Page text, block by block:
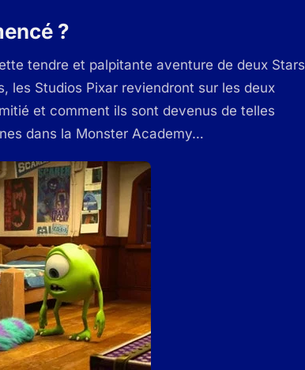
?
tendre et palpitante aventure de deux Stars
les Studios Pixar reviendront sur les deux
et comment ils sont devenus de telles
dans la Monster Academy…